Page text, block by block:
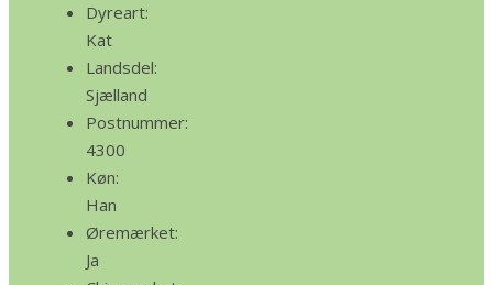
Dyreart:
Kat
Landsdel:
Sjælland
Postnummer:
4300
Køn:
Han
Øremærket:
Ja